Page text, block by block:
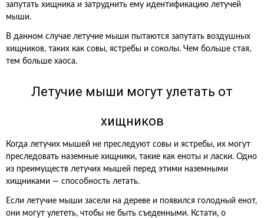
запутать хищника и затруднить ему идентификацию летучей
мыши.
В данном случае летучие мыши пытаются запутать воздушных
хищников, таких как совы, ястребы и соколы. Чем больше стая,
тем больше хаоса.
Летучие мыши могут улетать от
хищников
Когда летучих мышей не преследуют совы и ястребы, их могут
преследовать наземные хищники, такие как еноты и ласки. Одно
из преимуществ летучих мышей перед этими наземными
хищниками — способность летать.
Если летучие мыши засели на дереве и появился голодный енот,
они могут улететь, чтобы не быть съеденными. Кстати, о